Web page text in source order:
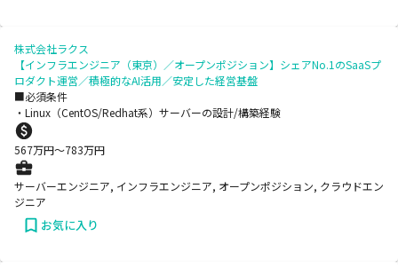
株式会社ラクス
【インフラエンジニア（東京）／オープンポジション】シェアNo.1のSaaSプ
ロダクト運営／積極的なAI活用／安定した経営基盤
■必須条件
・Linux（CentOS/Redhat系）サーバーの設計/構築経験
567万円〜783万円
サーバーエンジニア, インフラエンジニア, オープンポジション, クラウドエン
ジニア
お気に入り